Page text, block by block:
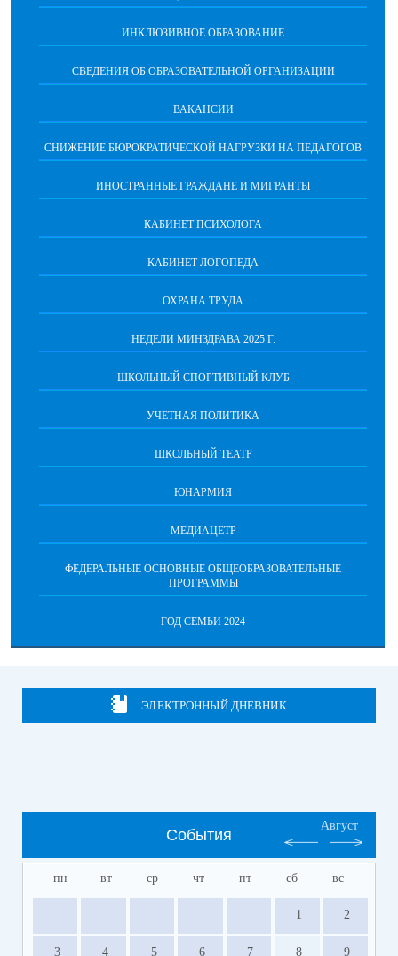
ИНКЛЮЗИВНОЕ ОБРАЗОВАНИЕ
СВЕДЕНИЯ ОБ ОБРАЗОВАТЕЛЬНОЙ ОРГАНИЗАЦИИ
ВАКАНСИИ
СНИЖЕНИЕ БЮРОКРАТИЧЕСКОЙ НАГРУЗКИ НА ПЕДАГОГОВ
ИНОСТРАННЫЕ ГРАЖДАНЕ И МИГРАНТЫ
КАБИНЕТ ПСИХОЛОГА
КАБИНЕТ ЛОГОПЕДА
ОХРАНА ТРУДА
НЕДЕЛИ МИНЗДРАВА 2025 Г.
ШКОЛЬНЫЙ СПОРТИВНЫЙ КЛУБ
УЧЕТНАЯ ПОЛИТИКА
ШКОЛЬНЫЙ ТЕАТР
ЮНАРМИЯ
МЕДИАЦЕТР
ФЕДЕРАЛЬНЫЕ ОСНОВНЫЕ ОБЩЕОБРАЗОВАТЕЛЬНЫЕ
ПРОГРАММЫ
ГОД СЕМЬИ 2024
ЭЛЕКТРОННЫЙ ДНЕВНИК
События
Август
пн вт ср чт пт сб вс
1 2
3 4 5 6 7 8 9